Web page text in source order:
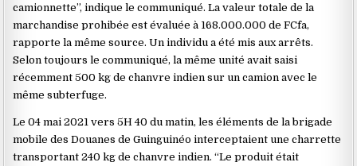
camionnette”, indique le communiqué. La valeur totale de la
marchandise prohibée est évaluée à 168.000.000 de FCfa,
rapporte la même source. Un individu a été mis aux arrêts.
Selon toujours le communiqué, la même unité avait saisi
récemment 500 kg de chanvre indien sur un camion avec le
même subterfuge.
Le 04 mai 2021 vers 5H 40 du matin, les éléments de la brigade
mobile des Douanes de Guinguinéo interceptaient une charrette
transportant 240 kg de chanvre indien. “Le produit était